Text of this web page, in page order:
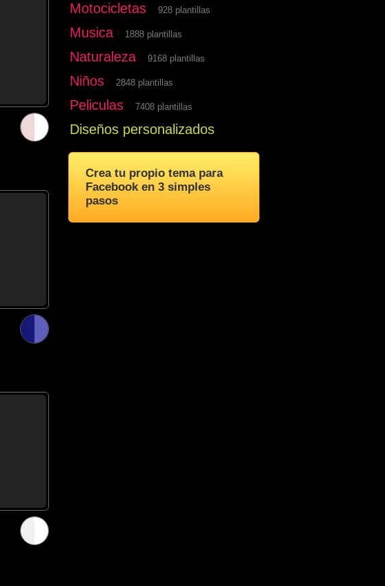
Motocicletas 928 plantillas
Musica 1888 plantillas
Naturaleza 9168 plantillas
Niños 2848 plantillas
Peliculas 7408 plantillas
Diseños personalizados
Crea tu propio tema para
Facebook en 3 simples
pasos